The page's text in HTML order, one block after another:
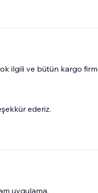
ilgili ve bütün kargo
ederiz.
uygulama.